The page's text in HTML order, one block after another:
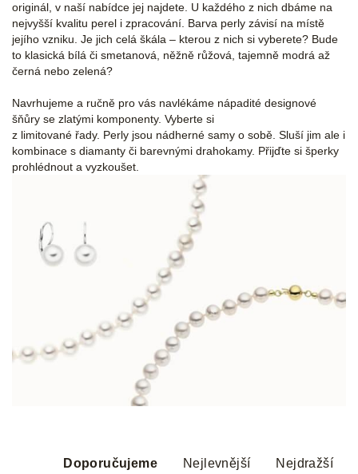
originál, v naší nabídce jej najdete. U každého z nich dbáme na
nejvyšší kvalitu perel i zpracování. Barva perly závisí na místě
jejího vzniku. Je jich celá škála – kterou z nich si vyberete? Bude
to klasická bílá či smetanová, něžně růžová, tajemně modrá až
černá nebo zelená?
Navrhujeme a ručně pro vás navlékáme nápadité designové
šňůry se zlatými komponenty. Vyberte si
z limitované řady. Perly jsou nádherné samy o sobě. Sluší jim ale i
kombinace s diamanty či barevnými drahokamy. Přijďte si šperky
prohlédnout a vyzkoušet.
Doporučujeme Nejlevnější Nejdražší